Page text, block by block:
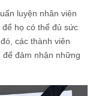
luyện nhân viên
họ có thể đủ sức
các thành viên
để đảm nhận những